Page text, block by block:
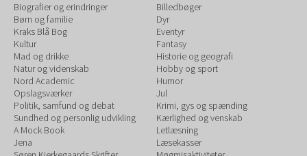
Biografier og erindringer
Børn og familie
Kraks Blå Bog
Kultur
Mad og drikke
Natur og videnskab
Nord Academic
Opslagsværker
Politik, samfund og debat
Sundhed og personlig udvikling
A Mock Book
Jena
Billedbøger
Dyr
Eventyr
Fantasy
Historie og geografi
Hobby og sport
Humor
Jul
Krimi, gys og spænding
Kærlighed og venskab
Letlæsning
Læsekasser